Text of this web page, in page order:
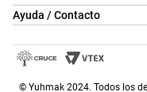
Ayuda / Contacto
© Yuhmak 2024. Todos los